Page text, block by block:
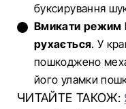
буксирування
Вмикати режим
рухається. У
пошкоджено
його уламки
ЧИТАЙТЕ ТАКОЖ: